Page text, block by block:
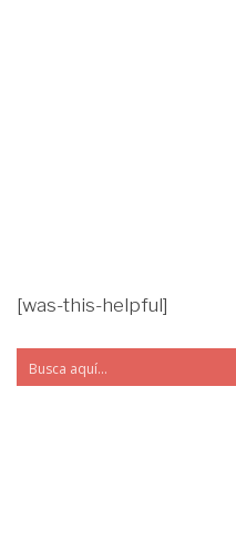
[was-this-helpful]